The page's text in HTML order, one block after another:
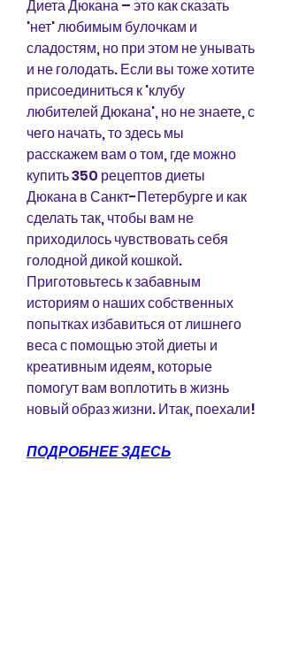
Диета Дюкана – это как сказать
'нет' любимым булочкам и
сладостям, но при этом не унывать
и не голодать. Если вы тоже хотите
присоединиться к 'клубу
любителей Дюкана', но не знаете, с
чего начать, то здесь мы
расскажем вам о том, где можно
купить 350 рецептов диеты
Дюкана в Санкт-Петербурге и как
сделать так, чтобы вам не
приходилось чувствовать себя
голодной дикой кошкой.
Приготовьтесь к забавным
историям о наших собственных
попытках избавиться от лишнего
веса с помощью этой диеты и
креативным идеям, которые
помогут вам воплотить в жизнь
новый образ жизни. Итак, поехали!
ПОДРОБНЕЕ ЗДЕСЬ